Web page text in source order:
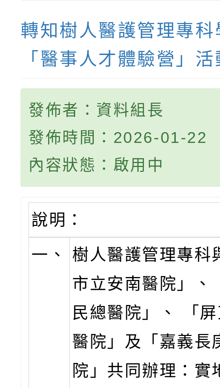
轉知樹人醫護管理專
「醫事人才體驗營」活
發佈者：資料組長
發佈時間：2026-01-22
內容狀態：啟用中
說明：
一、
樹人醫護管理專科
市立安南醫院」、
民總醫院」、 「
醫院」及「嘉義長
院」共同辦理：實